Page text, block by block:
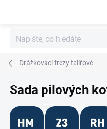
Drážkovací frézy talířové
Sada pilových